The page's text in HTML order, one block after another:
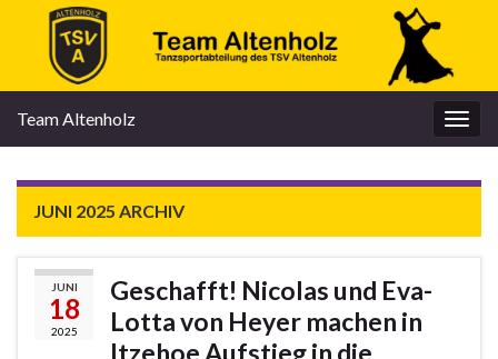
Team Altenholz
JUNI 2025 ARCHIV
JUNI
18
2025
Geschafft! Nicolas und Eva-
Lotta von Heyer machen in
Itzehoe Aufstieg in die